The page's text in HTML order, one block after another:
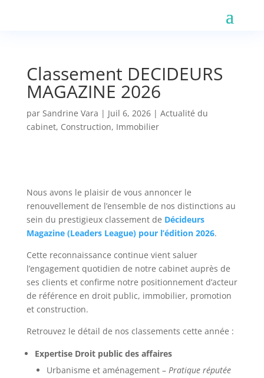
Classement DECIDEURS
MAGAZINE 2026
par Sandrine Vara | Juil 6, 2026| Actualité du
cabinet, Construction, Immobilier
Nous avons le plaisir de vous annoncer le
renouvellement de l’ensemble de nos distinctions au
sein du prestigieux classement de Décideurs
Magazine (Leaders League) pour l’édition 2026.
Cette reconnaissance continue vient saluer
l’engagement quotidien de notre cabinet auprès de
ses clients et confirme notre positionnement d’acteur
de référence en droit public, immobilier, promotion
et construction.
Retrouvez le détail de nos classements cette année :
Expertise Droit public des affaires
Urbanisme et aménagement – Pratique réputée